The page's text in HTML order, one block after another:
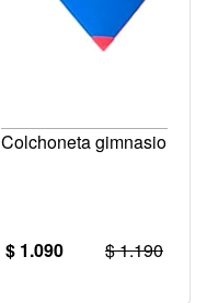
Colchoneta gimnasio
$ 1.090 $ 1.190